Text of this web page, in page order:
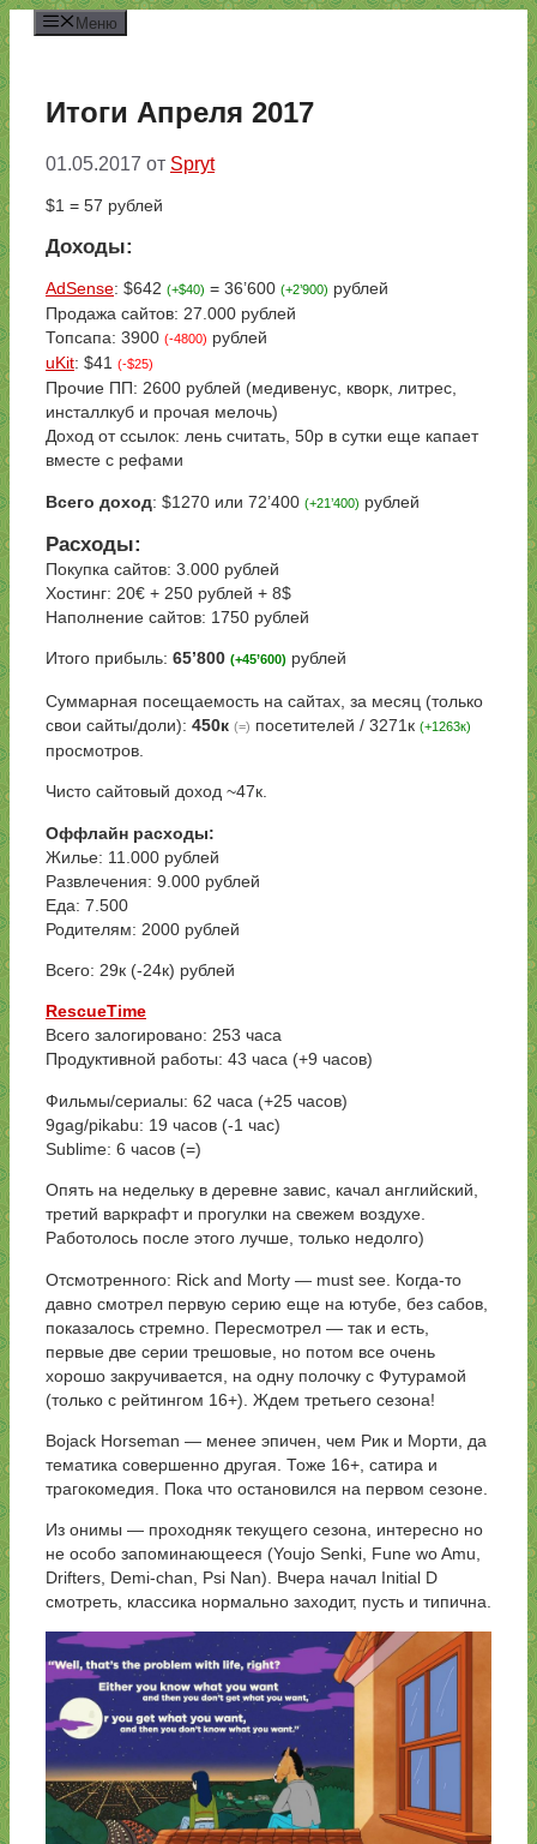
Перейти
к
содержимому
Меню
Итоги Апреля 2017
01.05.2017 от Spryt
$1 = 57 рублей
Доходы:
AdSense: $642 (+$40) = 36’600 (+2’900) рублей
Продажа сайтов: 27.000 рублей
Топсапа: 3900 (-4800) рублей
uKit: $41 (-$25)
Прочие ПП: 2600 рублей (медивенус, кворк, литрес,
инсталлкуб и прочая мелочь)
Доход от ссылок: лень считать, 50р в сутки еще капает
вместе с рефами
Всего доход: $1270 или 72’400 (+21’400) рублей
Расходы:
Покупка сайтов: 3.000 рублей
Хостинг: 20€ + 250 рублей + 8$
Наполнение сайтов: 1750 рублей
Итого прибыль: 65’800 (+45’600) рублей
Суммарная посещаемость на сайтах, за месяц (только
свои сайты/доли): 450к (=) посетителей / 3271к (+1263к)
просмотров.
Чисто сайтовый доход ~47к.
Оффлайн расходы:
Жилье: 11.000 рублей
Развлечения: 9.000 рублей
Еда: 7.500
Родителям: 2000 рублей
Всего: 29к (-24к) рублей
RescueTime
Всего залогировано: 253 часа
Продуктивной работы: 43 часа (+9 часов)
Фильмы/сериалы: 62 часа (+25 часов)
9gag/pikabu: 19 часов (-1 час)
Sublime: 6 часов (=)
Опять на недельку в деревне завис, качал английский,
третий варкрафт и прогулки на свежем воздухе.
Работолось после этого лучше, только недолго)
Отсмотренного: Rick and Morty — must see. Когда-то
давно смотрел первую серию еще на ютубе, без сабов,
показалось стремно. Пересмотрел — так и есть,
первые две серии трешовые, но потом все очень
хорошо закручивается, на одну полочку с Футурамой
(только с рейтингом 16+). Ждем третьего сезона!
Bojack Horseman — менее эпичен, чем Рик и Морти, да
тематика совершенно другая. Тоже 16+, сатира и
трагокомедия. Пока что остановился на первом сезоне.
Из онимы — проходняк текущего сезона, интересно но
не особо запоминающееся (Youjo Senki, Fune wo Amu,
Drifters, Demi-chan, Psi Nan). Вчера начал Initial D
смотреть, классика нормально заходит, пусть и типична.